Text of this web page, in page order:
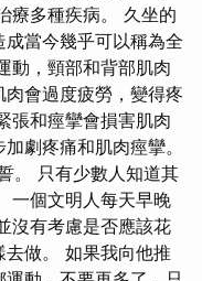
療多種疾病。 久坐的
當今幾乎可以稱為全
動，頸部和背部肌肉
會過度疲勞，變得疼
張和痙攣會損害肌肉
劇疼痛和肌肉痙攣。
。 只有少數人知道其
一個文明人每天早晚
沒有考慮是否應該花
做。 如果我向他推